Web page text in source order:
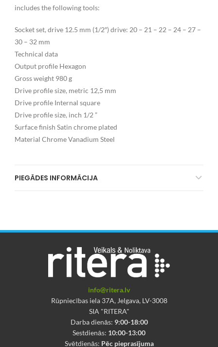
includes the following tools:
Socket set, drive 12.5 mm (1/2″) drive: 20 – 21 – 22 – 24 – 27 –
30 – 32 mm
Technical data
Output profile Hexagon
Gross weight 980 g
Drive profile size, metric 12,5 mm
Drive profile Internal square
Drive profile size, inch 1/2 ”
Surface finish Satin chrome plated
Material Chrome Vanadium Steel
PIEGĀDES INFORMĀCIJA
info@ritera.lv
Rūpniecības iela 37A, Jelgava, LV-3008
SIA "RITERA"
Darba dienās: 9:00-18:00
Sestdienās: 10:00-13:00
Svētdienās: Pēc pieprasījuma